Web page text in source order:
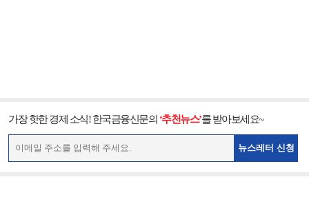
가장 핫한 경제 소식! 한국금융신문의 ‘추천뉴스’를 받아보세요~
뉴스레터 신청